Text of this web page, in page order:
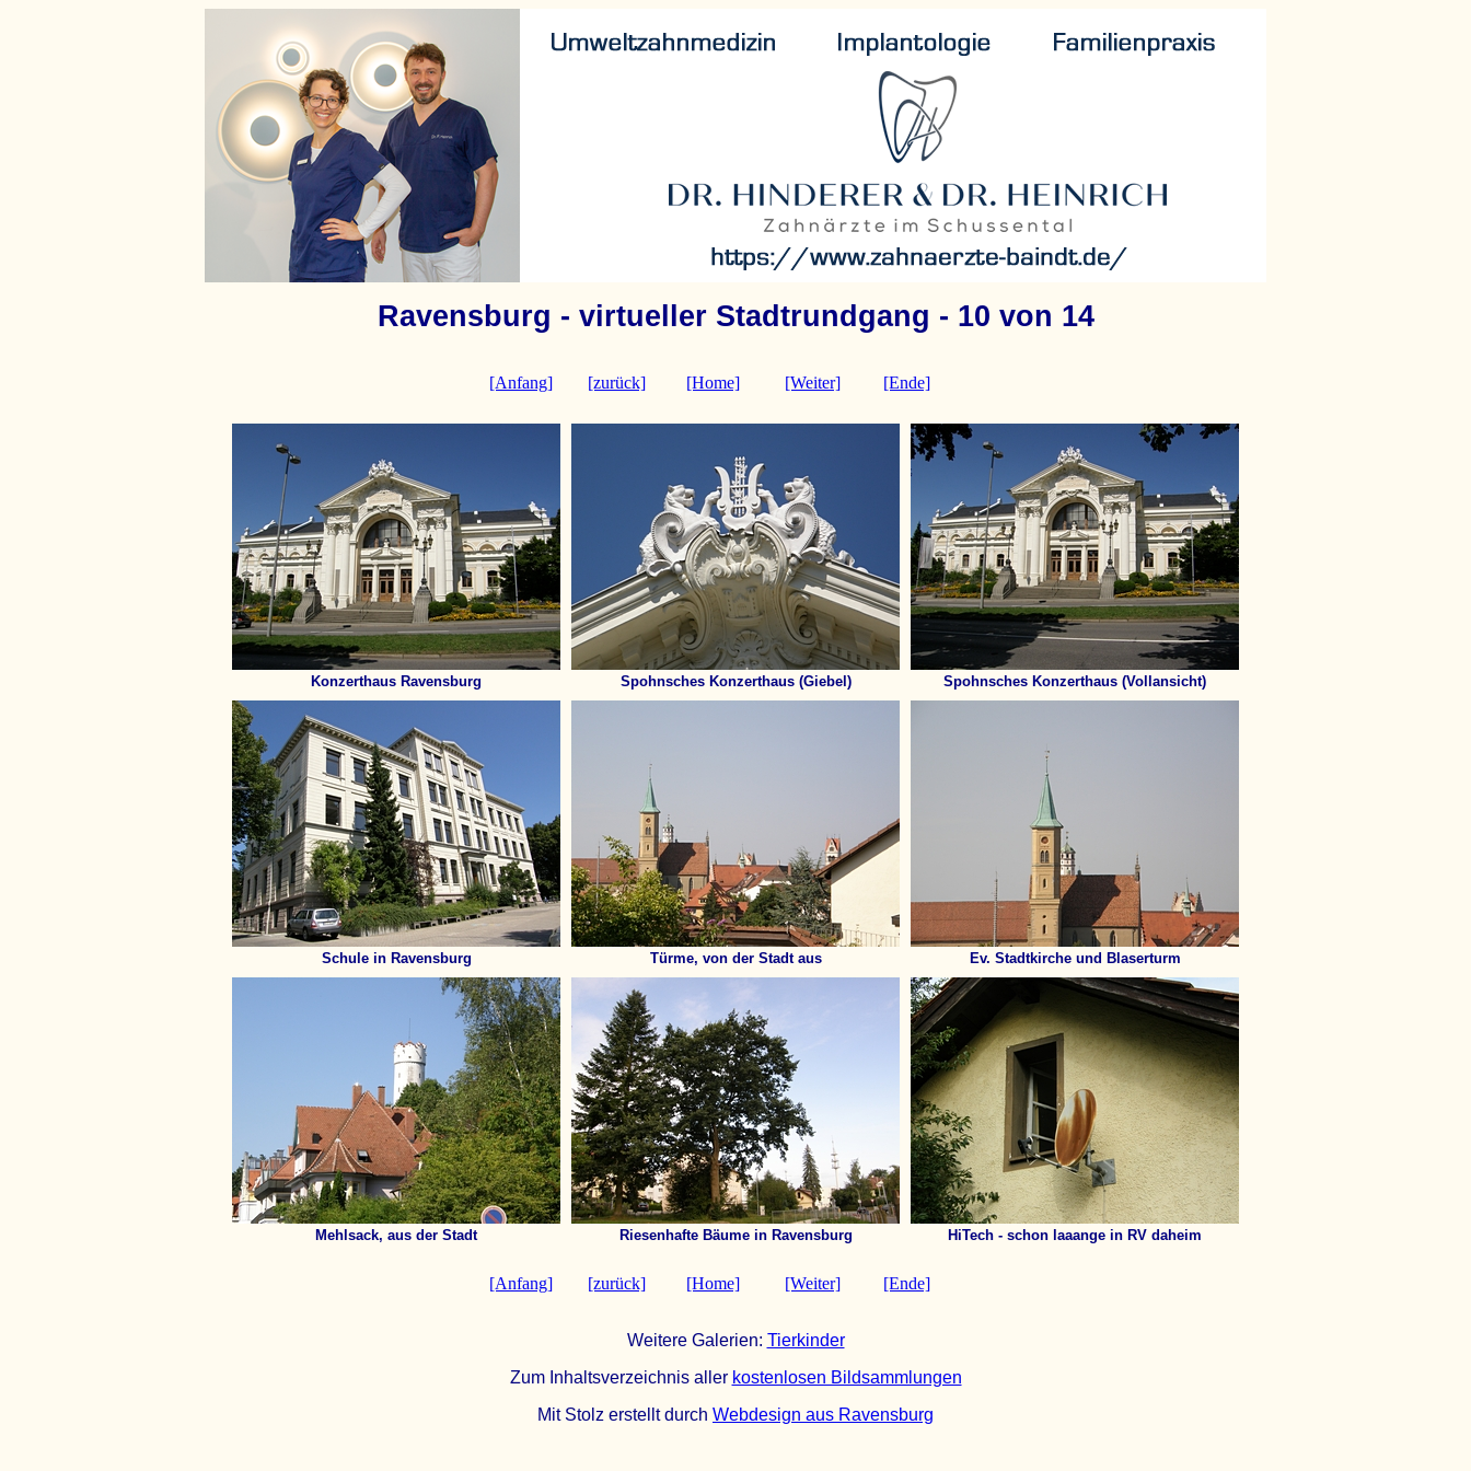
Ravensburg - virtueller Stadtrundgang - 10 von 14
[Anfang] [zurück] [Home] [Weiter] [Ende]
Konzerthaus Ravensburg Spohnsches Konzerthaus (Giebel) Spohnsches Konzerthaus (Vollansicht)
Schule in Ravensburg Türme, von der Stadt aus Ev. Stadtkirche und Blaserturm
Mehlsack, aus der Stadt Riesenhafte Bäume in Ravensburg HiTech - schon laaange in RV daheim
[Anfang] [zurück] [Home] [Weiter] [Ende]
Weitere Galerien: Tierkinder
Zum Inhaltsverzeichnis aller kostenlosen Bildsammlungen
Mit Stolz erstellt durch Webdesign aus Ravensburg